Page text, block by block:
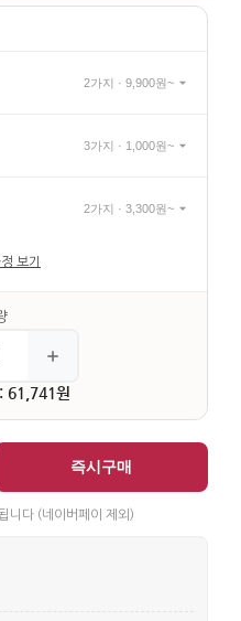
2가지 · 9,900원~
3가지 · 1,000원~
2가지 · 3,300원~
보기
61,741원
즉시구매
니다 (네이버페이 제외)